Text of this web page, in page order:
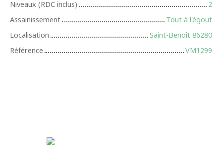
Niveaux (RDC inclus)
2
Assainissement
Tout à l'égout
Localisation
Saint-Benoît 86280
Référence
VM1299